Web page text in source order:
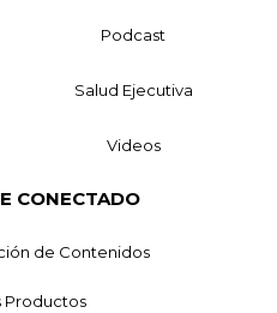
Podcast
Salud Ejecutiva
Videos
CONECTADO
de Contenidos
Productos